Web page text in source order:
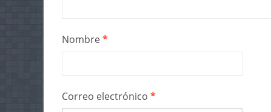
Nombre*
Correo electrónico *